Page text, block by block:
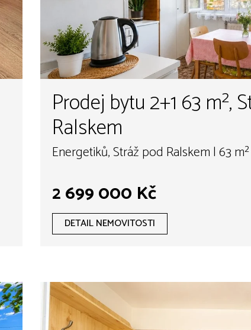
Prodej bytu 2+1 63 m²,
Ralskem
Energetiků, Stráž pod Ralskem | 63 m²
2 699 000 Kč
DETAIL NEMOVITOSTI